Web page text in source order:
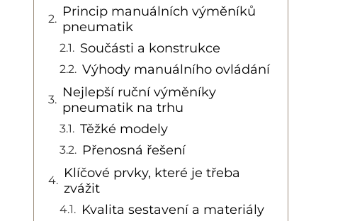
Princip manuálních výměníků
pneumatik
Součásti a konstrukce
Výhody manuálního ovládání
Nejlepší ruční výměníky
pneumatik na trhu
Těžké modely
Přenosná řešení
Klíčové prvky, které je třeba
zvážit
Kvalita sestavení a materiály